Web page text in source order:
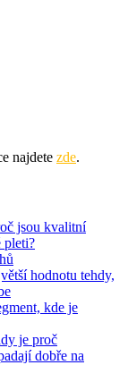
najdete zde.
jsou kvalitní
pleti?
hodnotu tehdy,
kde je
je proč
dobře na